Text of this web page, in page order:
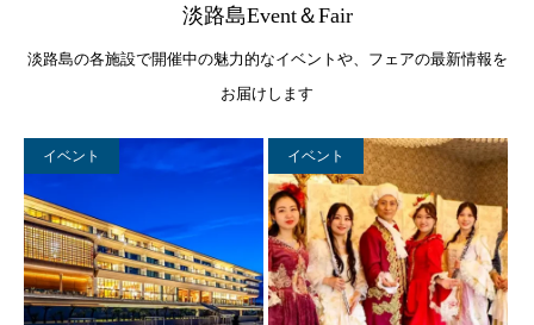
淡路島Event＆Fair
淡路島の各施設で開催中の魅力的なイベントや、フェアの最新情報を
お届けします
イベント イベント